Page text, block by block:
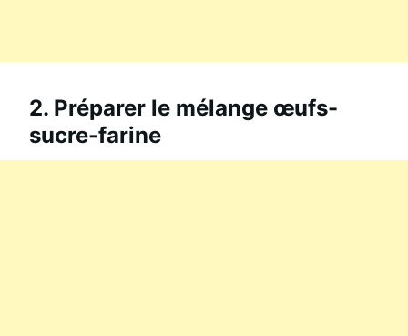
2. Préparer le mélange œufs-
sucre-farine